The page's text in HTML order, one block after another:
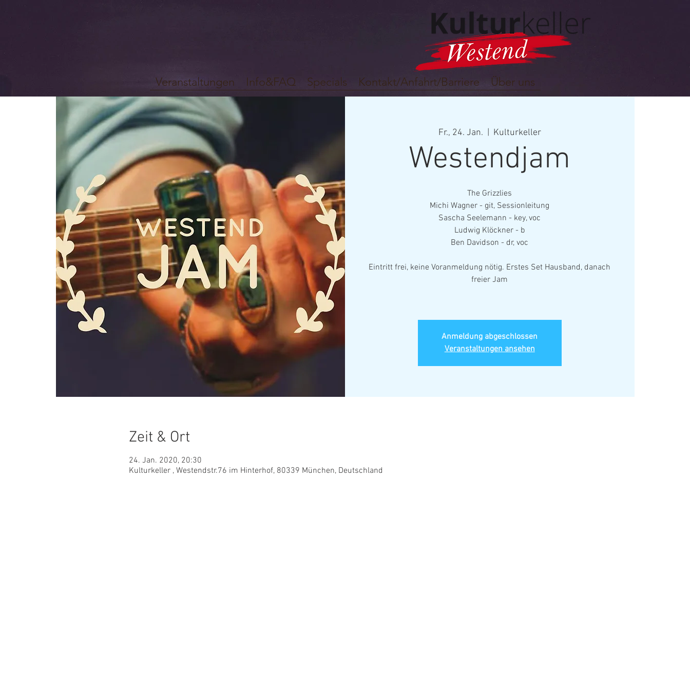
Veranstaltungen Info&FAQ Specials Kontakt/Anfahrt/Barriere Über uns
Fr., 24. Jan. Kulturkeller
Westendjam
The Grizzlies
Michi Wagner - git, Sessionleitung
Sascha Seelemann - key, voc
Ludwig Klöckner - b
Ben Davidson - dr, voc
Eintritt frei, keine Voranmeldung nötig. Erstes Set Hausband, danach
freier Jam
Anmeldung abgeschlossen
Veranstaltungen ansehen
Zeit & Ort
24. Jan. 2020, 20:30
Kulturkeller , Westendstr.76 im Hinterhof, 80339 München, Deutschland